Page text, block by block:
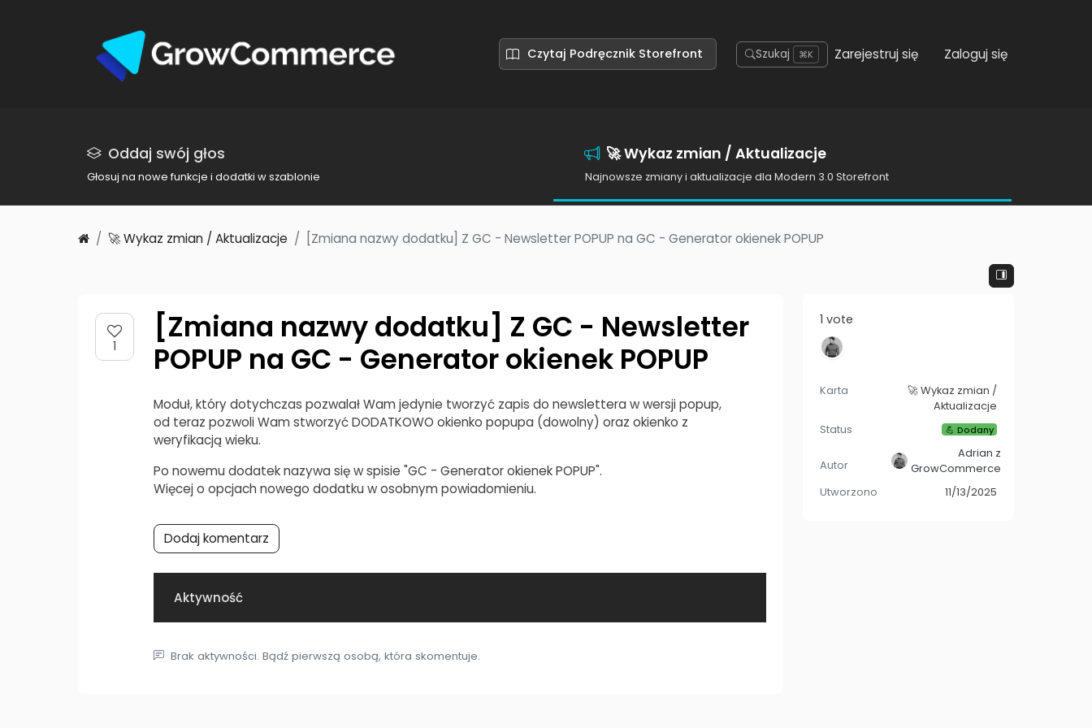
Czytaj Podręcznik Storefront Szukaj ⌘K Zarejestruj się Zaloguj się
Oddaj swój głos
Głosuj na nowe funkcje i dodatki w szablonie
🚀 Wykaz zmian / Aktualizacje
Najnowsze zmiany i aktualizacje dla Modern 3.0 Storefront
🚀 Wykaz zmian / Aktualizacje [Zmiana nazwy dodatku] Z GC - Newsletter POPUP na GC - Generator okienek POPUP
1
[Zmiana nazwy dodatku] Z GC - Newsletter
POPUP na GC - Generator okienek POPUP
Moduł, który dotychczas pozwalał Wam jedynie tworzyć zapis do newslettera w wersji popup,
od teraz pozwoli Wam stworzyć DODATKOWO okienko popupa (dowolny) oraz okienko z
weryfikacją wieku.
Po nowemu dodatek nazywa się w spisie "GC - Generator okienek POPUP".
Więcej o opcjach nowego dodatku w osobnym powiadomieniu.
Dodaj komentarz
Aktywność
Brak aktywności. Bądź pierwszą osobą, która skomentuje.
1 vote
Karta
🚀 Wykaz zmian /
Aktualizacje
Status
💪 Dodany
Autor
Adrian z
GrowCommerce
Utworzono
11/13/2025